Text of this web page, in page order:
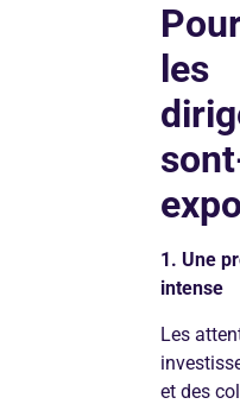
les
1. Une
intense
Les
et des